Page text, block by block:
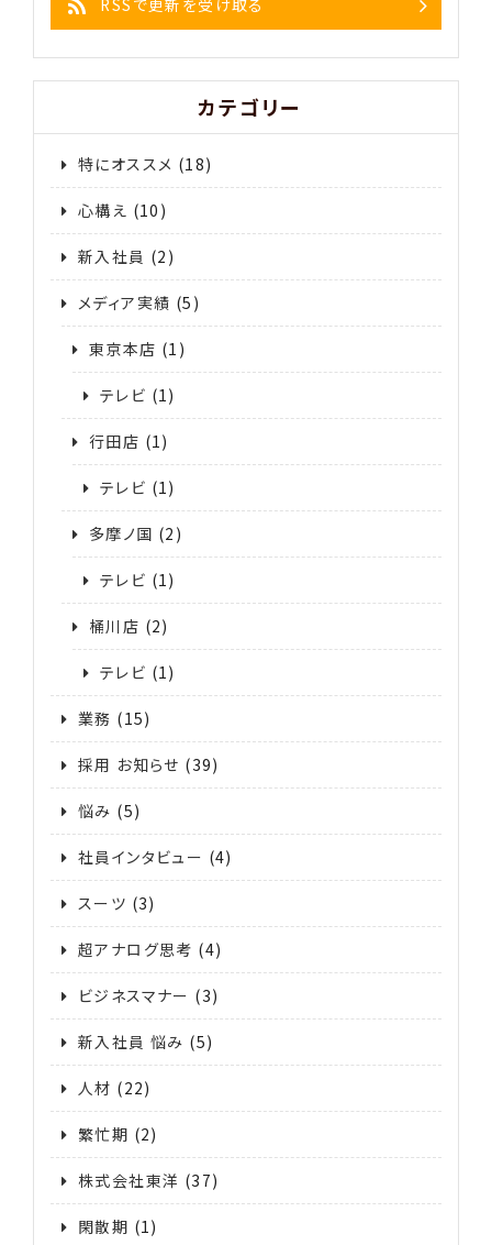
RSSで更新を受け取る
カテゴリー
特にオススメ (18)
心構え (10)
新入社員 (2)
メディア実績 (5)
東京本店 (1)
テレビ (1)
行田店 (1)
テレビ (1)
多摩ノ国 (2)
テレビ (1)
桶川店 (2)
テレビ (1)
業務 (15)
採用 お知らせ (39)
悩み (5)
社員インタビュー (4)
スーツ (3)
超アナログ思考 (4)
ビジネスマナー (3)
新入社員 悩み (5)
人材 (22)
繁忙期 (2)
株式会社東洋 (37)
閑散期 (1)